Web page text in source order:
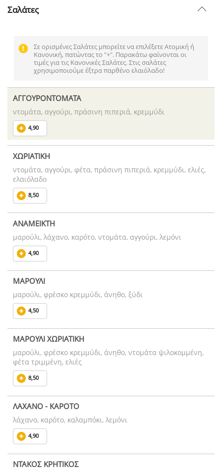
Σαλάτες
Σε ορισμένες Σαλάτες μπορείτε να επιλέξετε Ατομική ή
Κανονική, πατώντας το "+". Παρακάτω φαίνονται οι
τιμές για τις Κανονικές Σαλάτες. Στις σαλάτες
χρησιμοποιούμε έξτρα παρθένο ελαιόλαδο!
ΑΓΓΟΥΡΟΝΤΟΜΑΤΑ
ντομάτα, αγγούρι, πράσινη πιπεριά, κρεμμύδι
4,90
ΧΩΡΙΑΤΙΚΗ
ντομάτα, αγγούρι, φέτα, πράσινη πιπεριά, κρεμμύδι, ελιές,
ελαιόλαδο
8,50
ΑΝΑΜΕΙΚΤΗ
μαρούλι, λάχανο, καρότο, ντομάτα, αγγούρι, λεμόνι
4,90
ΜΑΡΟΥΛΙ
μαρούλι, φρέσκο κρεμμύδι, άνηθο, ξύδι
4,50
ΜΑΡΟΥΛΙ ΧΩΡΙΑΤΙΚΗ
μαρούλι, φρέσκο κρεμμύδι, άνηθο, ντομάτα ψιλοκομμένη,
φέτα τριμμένη, ελιές
8,50
ΛΑΧΑΝΟ - ΚΑΡΟΤΟ
λάχανο, καρότο, καλαμπόκι, λεμόνι
4,90
ΝΤΑΚΟΣ ΚΡΗΤΙΚΟΣ